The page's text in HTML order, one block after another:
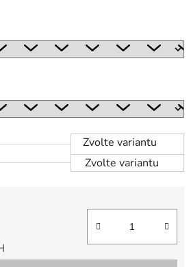
Zvolte variantu
Zvolte variantu